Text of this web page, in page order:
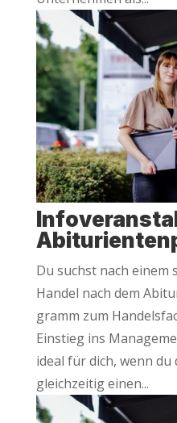
Du suchst nach einem
Han­del nach dem
gramm zum
Ein­stieg ins
ide­al für dich, wenn du
gleich­zei­tig einen...